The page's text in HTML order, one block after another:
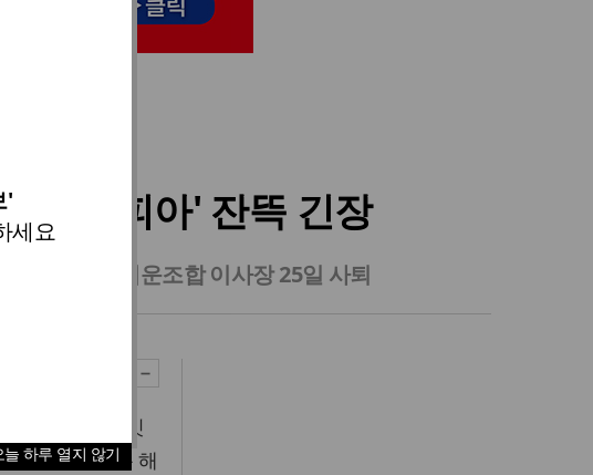
'
세요
늘 하루 열지 않기
...'해피아' 잔뜩 긴장
장, 주성호 해운조합 이사장 25일 사퇴
장(首長)들이 잇
을 독차지해온 해